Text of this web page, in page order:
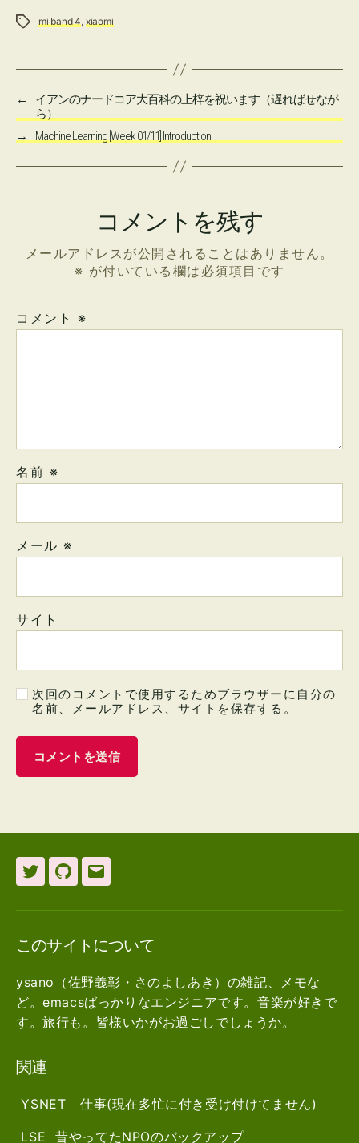
タグ mi band 4, xiaomi
←
イアンのナードコア大百科の上梓を祝います（遅ればせなが
ら）
→
Machine Learning [Week 01/11] Introduction
コメントを残す
メールアドレスが公開されることはありません。
※ が付いている欄は必須項目です
コメント ※
名前 ※
メール ※
サイト
次回のコメントで使用するためブラウザーに自分の
名前、メールアドレス、サイトを保存する。
Twittergithub
メ
このサイトについて
ysano（佐野義彰・さのよしあき）の雑記、メモな
ど。emacsばっかりなエンジニアです。音楽が好きで
す。旅行も。皆様いかがお過ごしでしょうか。
関連
YSNET 仕事(現在多忙に付き受け付けてません)
LSE 昔やってたNPOのバックアップ